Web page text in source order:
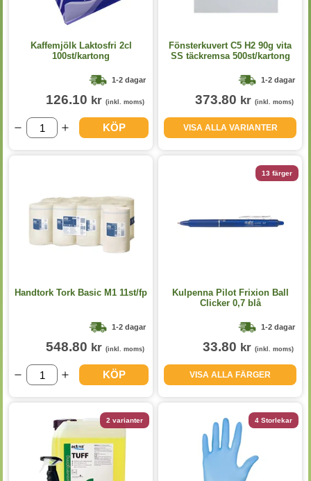
Kaffemjölk Laktosfri 2cl
100st/kartong
1-2 dagar
126.10 kr (inkl. moms)
KÖP
Fönsterkuvert C5 H2 90g vita
SS täckremsa 500st/kartong
1-2 dagar
373.80 kr (inkl. moms)
VISA ALLA VARIANTER
Handtork Tork Basic M1 11st/fp
1-2 dagar
548.80 kr (inkl. moms)
KÖP
13 färger
Kulpenna Pilot Frixion Ball
Clicker 0,7 blå
1-2 dagar
33.80 kr (inkl. moms)
VISA ALLA FÄRGER
2 varianter 4 Storlekar